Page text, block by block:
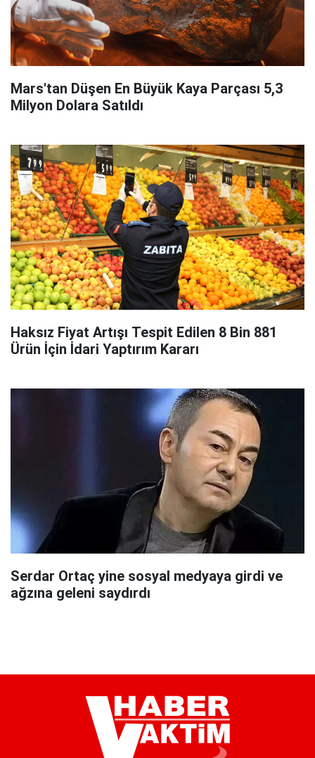
Mars'tan Düşen En Büyük Kaya Parçası 5,3
Milyon Dolara Satıldı
Haksız Fiyat Artışı Tespit Edilen 8 Bin 881
Ürün İçin İdari Yaptırım Kararı
Serdar Ortaç yine sosyal medyaya girdi ve
ağzına geleni saydırdı